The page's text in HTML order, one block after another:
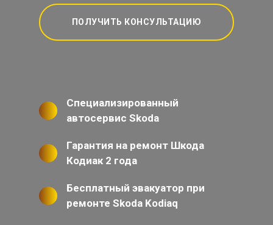
ПОЛУЧИТЬ КОНСУЛЬТАЦИЮ
Специализированный
автосервис Skoda
Гарантия на ремонт Шкода
Кодиак 2 года
Бесплатный эвакуатор при
ремонте Skoda Kodiaq